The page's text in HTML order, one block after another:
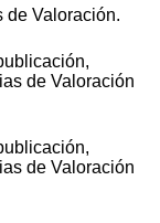
de Valoración.
de Valoración
de Valoración